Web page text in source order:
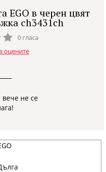
EGO в черен цвят
ch3431ch
0 гласа
оцените
вече не се